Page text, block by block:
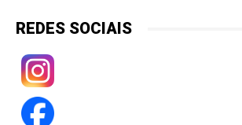
REDES SOCIAIS